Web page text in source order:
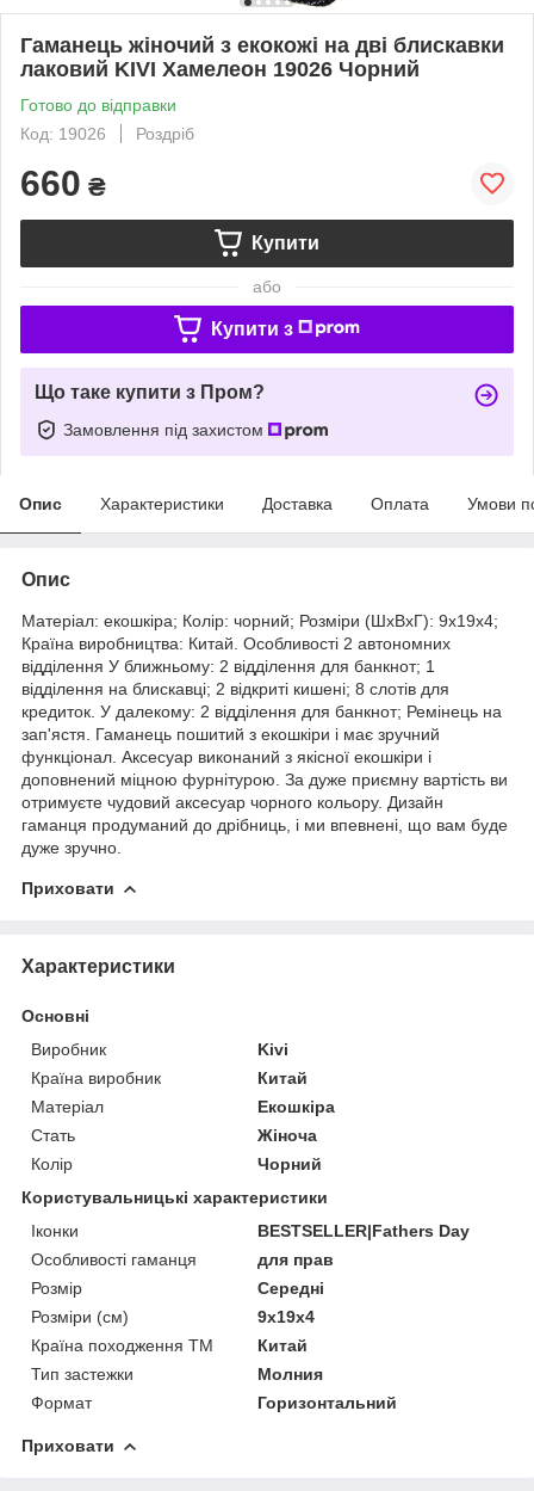
Гаманець жіночий з екокожі на дві блискавки
лаковий KIVI Хамелеон 19026 Чорний
Готово до відправки
Код: 19026
Роздріб
660 ₴
Купити
або
Купити з
Що таке купити з Пром?
Замовлення під захистом
Опис Характеристики Доставка Оплата Умови
Опис
Матеріал: екошкіра; Колір: чорний; Розміри (ШхВхГ): 9х19х4;
Країна виробництва: Китай. Особливості 2 автономних
відділення У ближньому: 2 відділення для банкнот; 1
відділення на блискавці; 2 відкриті кишені; 8 слотів для
кредиток. У далекому: 2 відділення для банкнот; Ремінець на
зап'ястя. Гаманець пошитий з екошкіри і має зручний
функціонал. Аксесуар виконаний з якісної екошкіри і
доповнений міцною фурнітурою. За дуже приємну вартість ви
отримуєте чудовий аксесуар чорного кольору. Дизайн
гаманця продуманий до дрібниць, і ми впевнені, що вам буде
дуже зручно.
Приховати
Характеристики
Основні
Виробник
Kivi
Країна виробник
Китай
Матеріал
Екошкіра
Стать
Жіноча
Колір
Чорний
Користувальницькі характеристики
Іконки
BESTSELLER|Fathers Day
Особливості гаманця
для прав
Розмір
Середні
Розміри (см)
9х19х4
Країна походження ТМ
Китай
Тип застежки
Молния
Формат
Горизонтальний
Приховати